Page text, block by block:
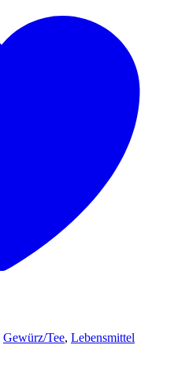
Gewürz/Tee, Lebensmittel